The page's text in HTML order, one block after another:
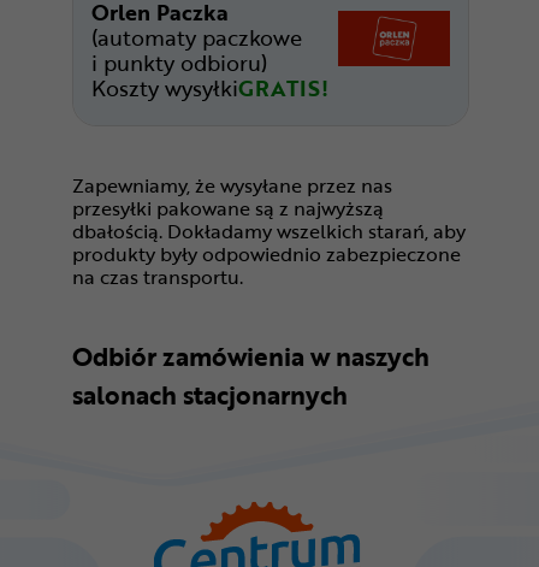
Orlen Paczka
(automaty paczkowe
i punkty odbioru)
Koszty wysyłkiGRATIS!
Zapewniamy, że wysyłane przez nas
przesyłki pakowane są z najwyższą
dbałością. Dokładamy wszelkich starań, aby
produkty były odpowiednio zabezpieczone
na czas transportu.
Odbiór zamówienia w naszych
salonach stacjonarnych